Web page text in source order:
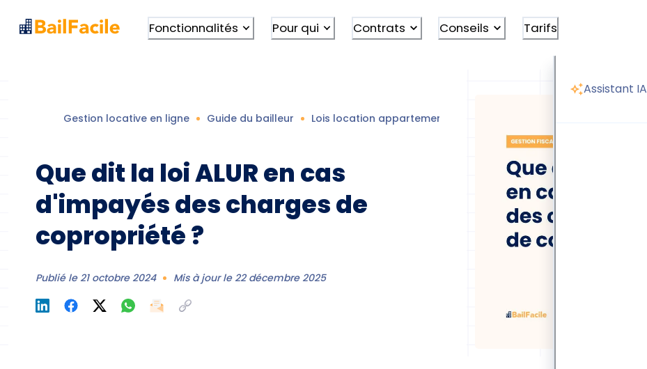
Assistant IA
Fonctionnalités Pour qui Contrats Conseils Tarifs
Gestion locative en ligne Guide du bailleur Lois location appartement
Que dit la loi ALUR en cas
d'impayés des charges de
copropriété ?
Publié le 21 octobre 2024 Mis à jour le 22 décembre 2025